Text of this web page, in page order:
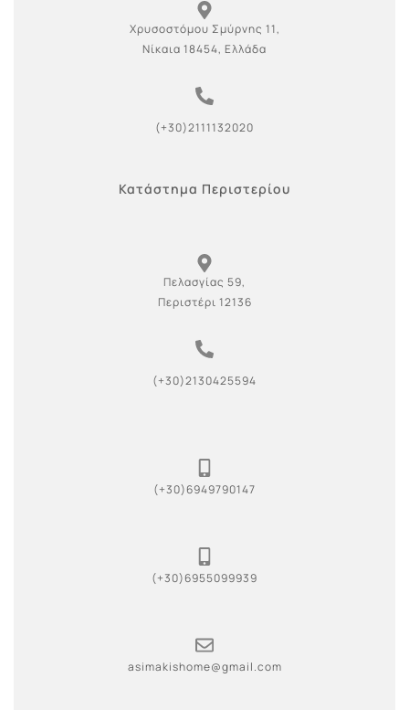
Χρυσοστόμου Σμύρνης 11,
Νίκαια 18454, Ελλάδα
(+30)2111132020
Κατάστημα Περιστερίου
Πελασγίας 59,
Περιστέρι 12136
(+30)2130425594
(+30)6949790147
(+30)6955099939
asimakishome@gmail.com